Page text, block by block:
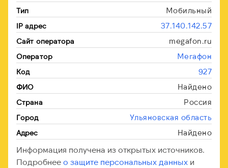
Тип Мобильный
IP адрес 37.140.142.57
Сайт оператора megafon.ru
Оператор Мегафон
Код 927
ФИО Найдено
Страна Россия
Город Ульяновская область
Адрес Найдено
Информация получена из открытых источников.
Подробнее о защите персональных данных и